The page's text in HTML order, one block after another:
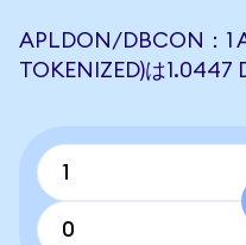
APLDON/DBCON：1
TOKENIZED)は1.0447